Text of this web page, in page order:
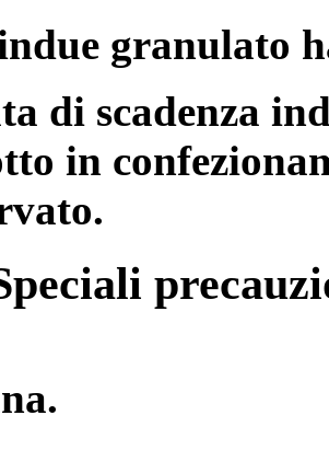
granulato
di scadenza
in